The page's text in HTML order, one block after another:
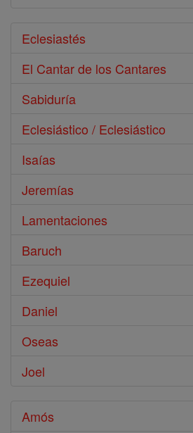
Eclesiastés
El Cantar de los Cantares
Sabiduría
Eclesiástico / Eclesiástico
Isaías
Jeremías
Lamentaciones
Baruch
Ezequiel
Daniel
Oseas
Joel
Amós